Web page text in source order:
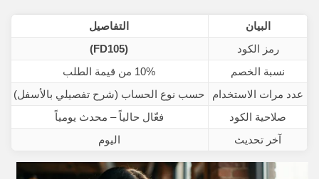
البيان
التفاصيل
رمز الكود
(FD105)
نسبة الخصم
10% من قيمة الطلب
عدد مرات الاستخدام
حسب نوع الحساب (شرح تفصيلي بالأسفل)
صلاحية الكود
فعّال حالياً – محدث يومياً
آخر تحديث
اليوم